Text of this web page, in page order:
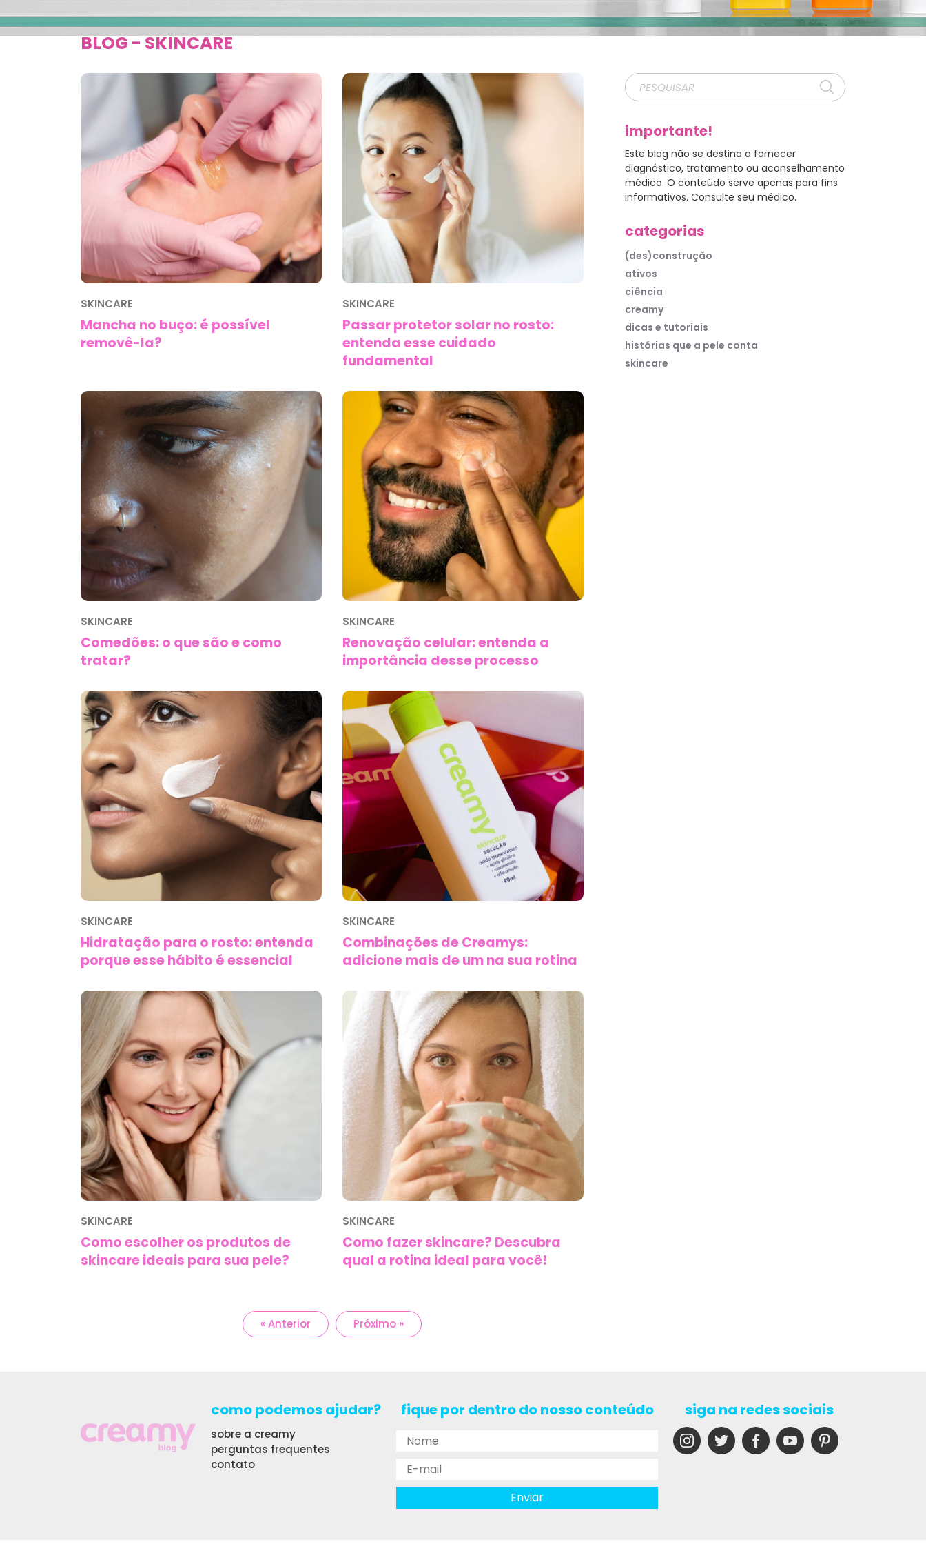
BLOG - SKINCARE
SKINCARE
Mancha no buço: é possível
removê-la?
SKINCARE
Passar protetor solar no rosto:
entenda esse cuidado
fundamental
SKINCARE
Comedões: o que são e como
tratar?
SKINCARE
Renovação celular: entenda a
importância desse processo
SKINCARE
Hidratação para o rosto: entenda
porque esse hábito é essencial
SKINCARE
Combinações de Creamys:
adicione mais de um na sua rotina
SKINCARE
Como escolher os produtos de
skincare ideais para sua pele?
SKINCARE
Como fazer skincare? Descubra
qual a rotina ideal para você!
« Anterior Próximo »
importante!
Este blog não se destina a fornecer
diagnóstico, tratamento ou aconselhamento
médico. O conteúdo serve apenas para fins
informativos. Consulte seu médico.
categorias
(des)construção
ativos
ciência
creamy
dicas e tutoriais
histórias que a pele conta
skincare
como podemos ajudar?
sobre a creamy
perguntas frequentes
contato
fique por dentro do nosso conteúdo siga na redes sociais